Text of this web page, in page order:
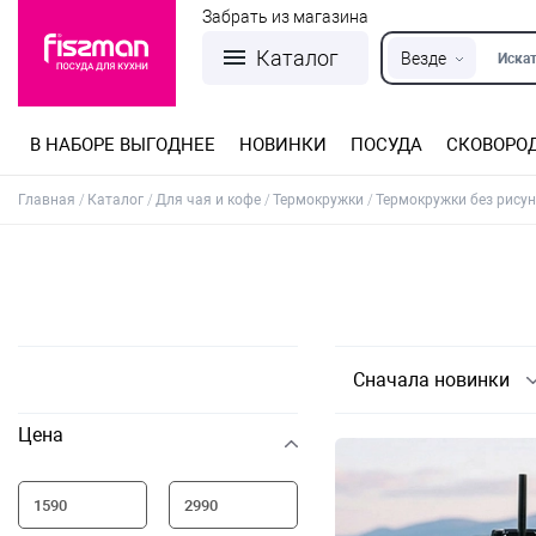
Каталог Везде
Забрать из магазина
В НАБОРЕ ВЫГОДНЕЕ НОВИНКИ ПОСУДА
Главная Каталог Для чая и кофе Термокружки Термокружки без
Цена
Сначала новинки